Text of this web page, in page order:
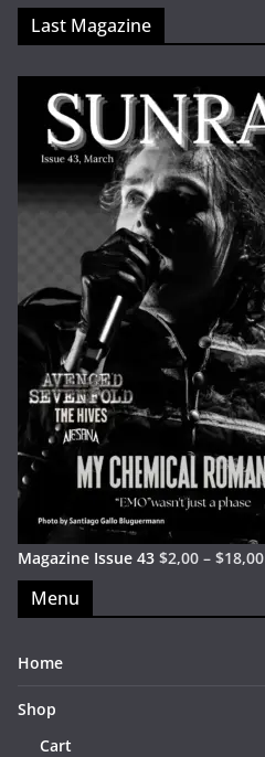
Last Magazine
Magazine Issue 43 $2,00 – $18,00
Menu
Home
Shop
Cart